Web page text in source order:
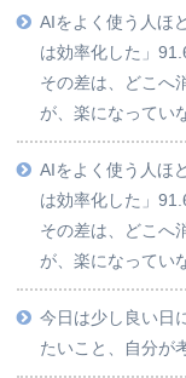
AIをよく使う人ほ
は効率化した」
その差は、どこへ
が、楽になってい
AIをよく使う人ほ
は効率化した」
その差は、どこへ
が、楽になってい
今日は少し良い日
たいこと、自分が